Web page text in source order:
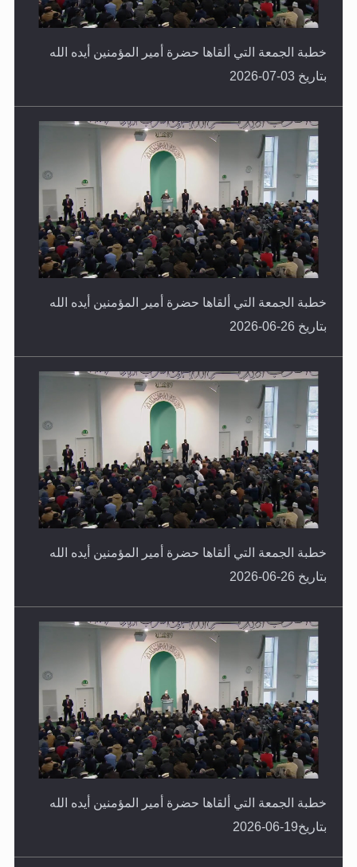
خطبة الجمعة التي ألقاها حضرة أمير المؤمنين أيده الله
خطبة الجمعة التي ألقاها حضرة أمير المؤمنين أيده الله
خطبة الجمعة التي ألقاها حضرة أمير المؤمنين أيده الله
خطبة الجمعة التي ألقاها حضرة أمير المؤمنين أيده الله